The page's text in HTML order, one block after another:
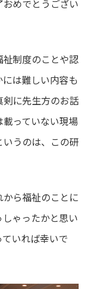
めでとうござい
制度のことや認
は難しい内容も
に先生方のお話
っていない現場
うのは、この研
ら福祉のことに
ゃったかと思い
いれば幸いで